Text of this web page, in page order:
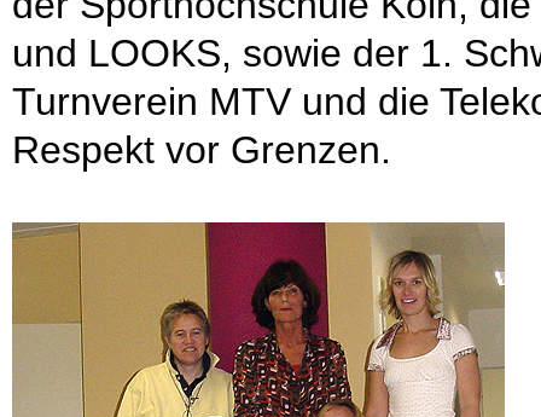
und LOOKS, sowie der 1.
Turnverein MTV und die
Respekt vor Grenzen.